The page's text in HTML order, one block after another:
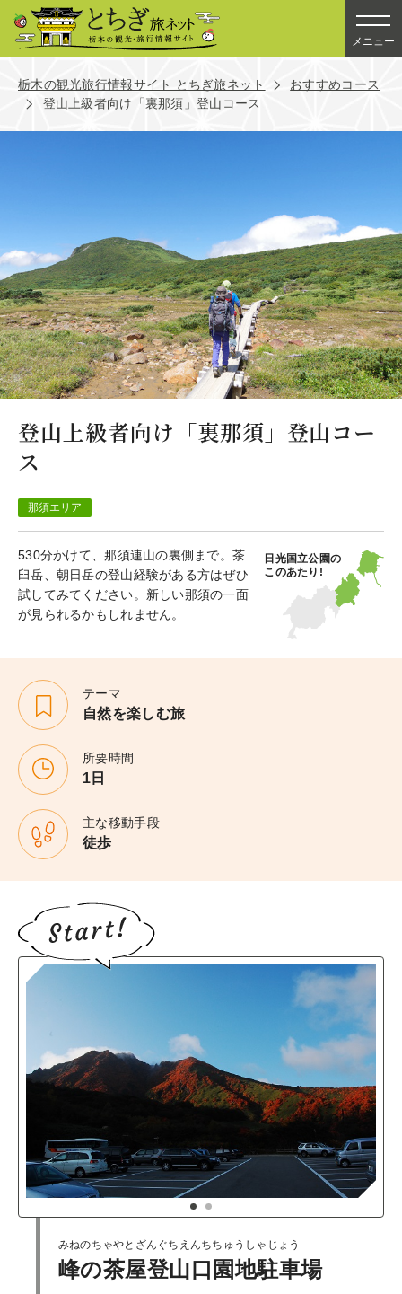
メニュー
栃木の観光旅行情報サイト とちぎ旅ネット
おすすめコース
登山上級者向け「裏那須」登山コース
登山上級者向け「裏那須」登山コー
ス
那須エリア
530分かけて、那須連山の裏側まで。茶
臼岳、朝日岳の登山経験がある方はぜひ
試してみてください。新しい那須の一面
が見られるかもしれません。
日光国立公園の
このあたり!
テーマ
自然を楽しむ旅
所要時間
1日
主な移動手段
徒歩
みねのちゃやとざんぐちえんちちゅうしゃじょう
峰の茶屋登山口園地駐車場